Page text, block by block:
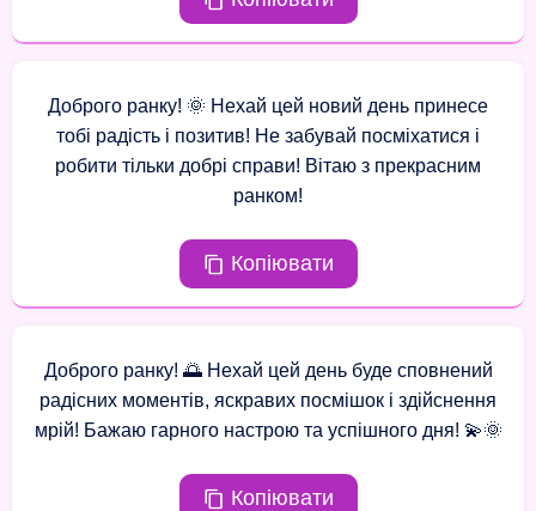
Доброго ранку! 🌞 Нехай цей новий день принесе
тобі радість і позитив! Не забувай посміхатися і
робити тільки добрі справи! Вітаю з прекрасним
ранком!
Копіювати
Доброго ранку! 🌅 Нехай цей день буде сповнений
радісних моментів, яскравих посмішок і здійснення
мрій! Бажаю гарного настрою та успішного дня! 💫🌞
Копіювати